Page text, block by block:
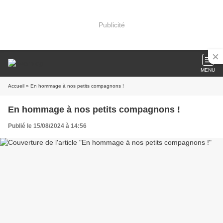
Publicité
MENU
Accueil » En hommage à nos petits compagnons !
En hommage à nos petits compagnons !
Publié le 15/08/2024 à 14:56